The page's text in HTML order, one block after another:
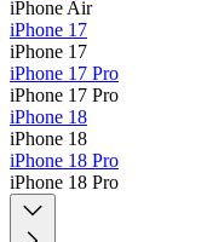
iPhone Air
iPhone 17
iPhone 17
iPhone 17 Pro
iPhone 17 Pro
iPhone 18
iPhone 18
iPhone 18 Pro
iPhone 18 Pro